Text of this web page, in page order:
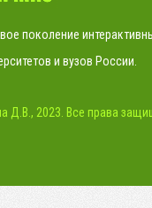
поколение
и вузов России.
Д.В., 2023. Все права